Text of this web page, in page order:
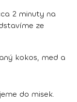
2 minuty na
ze
kokos, med a
do misek.